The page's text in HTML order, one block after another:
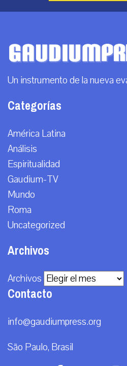
Un instrumento de la nueva
Categorías
América Latina
Análisis
Espiritualidad
Gaudium-TV
Mundo
Roma
Uncategorized
Archivos
Archivos
Contacto
info@gaudiumpress.org
São Paulo, Brasil